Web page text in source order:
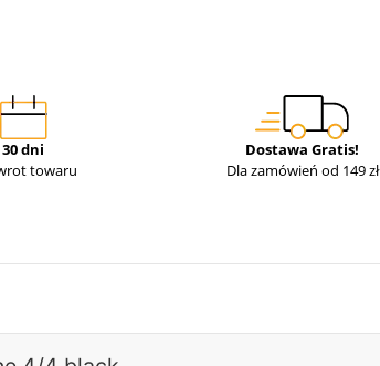
30 dni
towaru
Dostawa Gratis!
Dla zamówień od 149 zł